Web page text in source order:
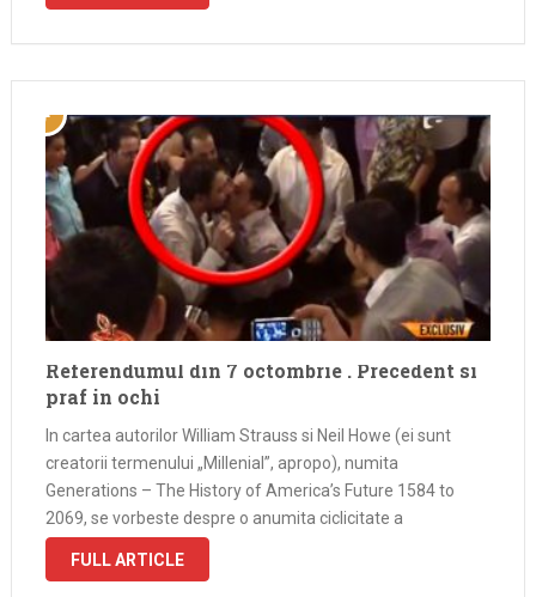
Referendumul din 7 octombrie . Precedent si
praf in ochi
In cartea autorilor William Strauss si Neil Howe (ei sunt
creatorii termenului „Millenial”, apropo), numita
Generations – The History of America’s Future 1584 to
2069, se vorbeste despre o anumita ciclicitate a
generatiilor. Wiki link. Desi copiii nu se nasc toti o data,
acestia trec toti …
FULL ARTICLE